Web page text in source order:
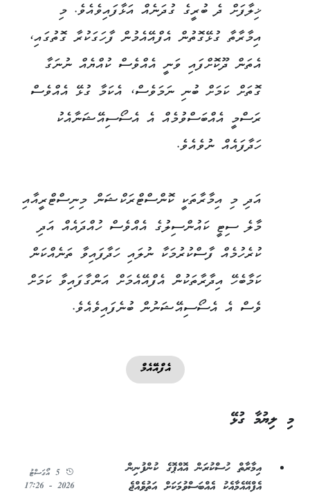
ޚިލާފަށް ދެ ބުރީގެ ގުދަނެއް އަޅާފައިވެއެވެ. މި
އިމާރާތާ ގުޅޭގޮތުން އެފްއޭއެމުން ފާހަގަކުރާ ގޮތުގައި،
އެތަން ދޫކޮށްފައި ވަނީ އެއްވެސް ކުއްޔެއް ނުނަގާ
ގޮތަށް ކަމަށް ބުނި ނަމަވެސް، އެކަމާ ގުޅޭ އެއްވެސް
ރަސްމީ އެއްބަސްވުމެއް އެ އެސޯސިއޭޝަނާއެކު
ހަދާފައެއް ނުވެއެވެ.
އަދި މި އިމާރާތަކީ ކޮންސްޓްރަކްޝަން މިނިސްޓްރީއާއި
މާލެ ސިޓީ ކައުންސިލުގެ އެއްވެސް ހުއްދައެއް އަދި
ކުރެހުމެއް ފާސްކުރުމަކާ ނުލައި ހަދާފައިވާ ތަނެއްކަން
ކަމާބެހޭ އިދާރާތަކުން އެފްއޭއެމަށް އަންގާފައިވާ ކަމަށް
ވެސް އެ އެސޯސިއޭޝަނުން ބުނެފައިވެއެވެ.
އެފްއޭއެމް
މި ލިޔުމާ ގުޅޭ
އިމާރާތް ހުސްކުރަން އޮއްޕޮގެ ކުންފުނިން
އެފްއޭއެމާއެކު އެއްބަސްވުމަކަށް އަތުވެއްޖެ
5 އޯގަސްޓު
2026 - 17:26